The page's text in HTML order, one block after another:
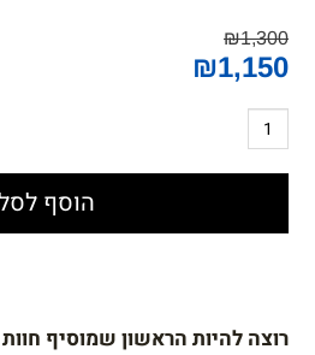
₪1,300
₪1,150
הוסף
רוצה להיות הראשון שמוסיף